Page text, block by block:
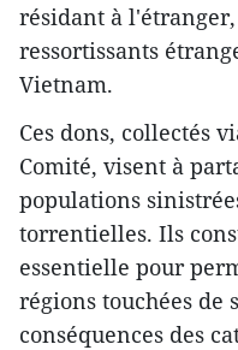
résidant à
ressortissants
Vietnam.
Ces dons, collectés
Comité, visent à
populations
torrentielles. Ils
essentielle pour
régions touchées de
conséquences des